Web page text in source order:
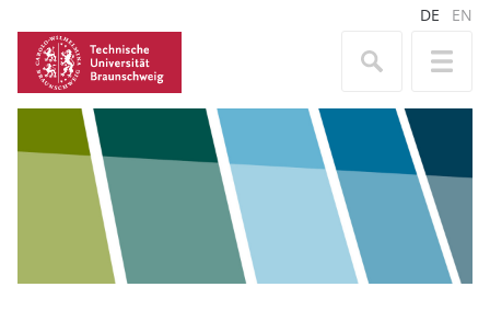
DE EN